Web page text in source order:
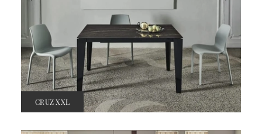
CRUZ XXL